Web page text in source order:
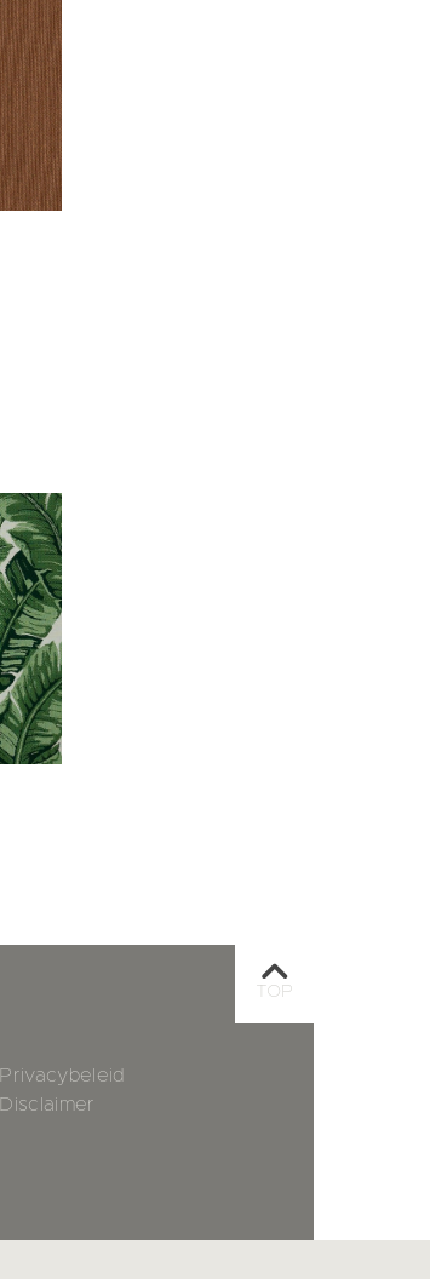
Privacybeleid
Disclaimer
TOP